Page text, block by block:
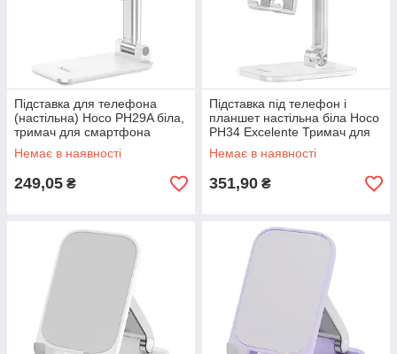
Підставка для телефона
(настільна) Hoco PH29A біла,
тримач для смартфона
Немає в наявності
249,05 ₴
Підставка під телефон і
планшет настільна біла Hoco
PH34 Excelente Тримач для
гаджетів
Немає в наявності
351,90 ₴